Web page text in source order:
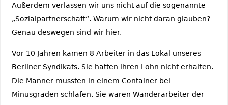
Außerdem verlassen wir uns nicht auf die sogenannte
„Sozialpartnerschaft“. Warum wir nicht daran glauben?
Genau deswegen sind wir hier.
Vor 10 Jahren kamen 8 Arbeiter in das Lokal unseres
Berliner Syndikats. Sie hatten ihren Lohn nicht erhalten.
Die Männer mussten in einem Container bei
Minusgraden schlafen. Sie waren Wanderarbeiter der